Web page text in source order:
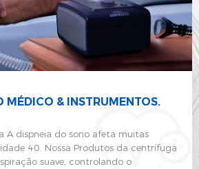
MÉDICO & INSTRUMENTOS.
A dispneia do sono afeta muitas
40. Nossa Produtos da centrífuga
suave, controlando o